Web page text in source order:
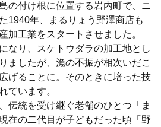
の付け根に位置する岩内町で、ニ
1940年、まるりょう野澤商店も
加工業をスタートさせました。
なり、スケトウダラの加工地とし
ましたが、漁の不振が相次いだこ
げることに。そのときに培った技
ています。
伝統を受け継ぐ老舗のひとつ「ま
在の二代目が子どもだった頃「野